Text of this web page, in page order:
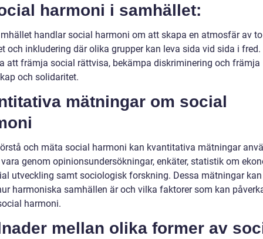
harmoni i samhället:
handlar social harmoni om att skapa en atmosfär av
och inkludering där olika grupper kan leva sida vid sida i fred.
att främja social rättvisa, bekämpa diskriminering och främja
och solidaritet.
mätningar om social
och mäta social harmoni kan kvantitativa mätningar
genom opinionsundersökningar, enkäter, statistik om
utveckling samt sociologisk forskning. Dessa mätningar kan
harmoniska samhällen är och vilka faktorer som kan
harmoni.
mellan olika former av